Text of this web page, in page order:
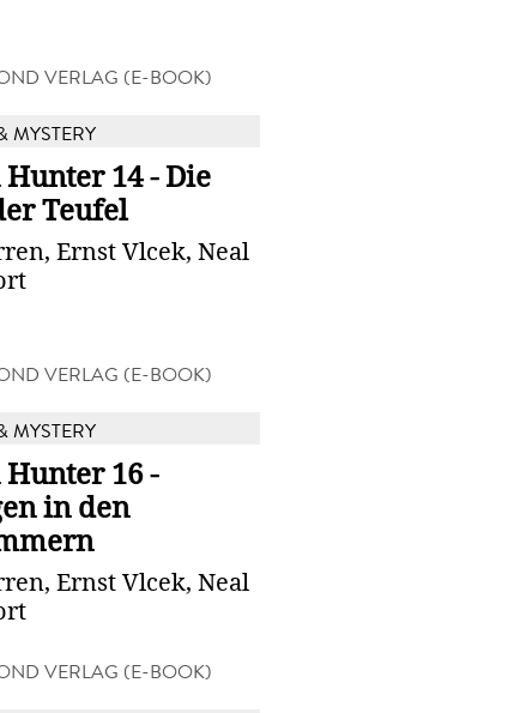
VERLAG (E-BOOK)
MYSTERY
14 - Die
Teufel
Ernst Vlcek, Neal
VERLAG (E-BOOK)
MYSTERY
16 -
in den
Ernst Vlcek, Neal
VERLAG (E-BOOK)